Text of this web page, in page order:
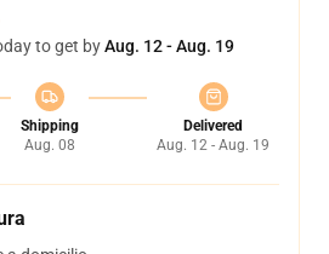
to get byAug. 12 - Aug. 19
Shipping
Aug. 08
Delivered
Aug. 12 - Aug. 19